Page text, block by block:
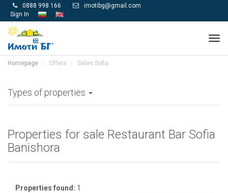
 0888 998 166 
imotibg@gmail.com
Sign In
Homepage Offers Sales Sofia
Types of properties
Properties for sale Restaurant Bar Sofia
Banishora
Properties found: 1